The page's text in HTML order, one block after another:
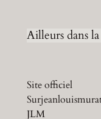
Ailleurs dans
Site officiel
JLM